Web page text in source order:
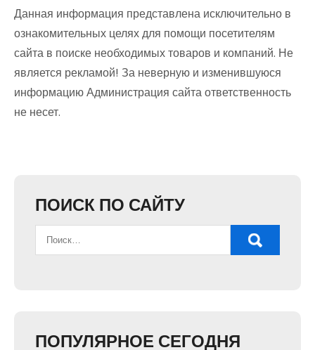
Данная информация представлена исключительно в
ознакомительных целях для помощи посетителям
сайта в поиске необходимых товаров и компаний. Не
является рекламой! За неверную и изменившуюся
информацию Администрация сайта ответственность
не несет.
ПОИСК ПО САЙТУ
ПОПУЛЯРНОЕ СЕГОДНЯ